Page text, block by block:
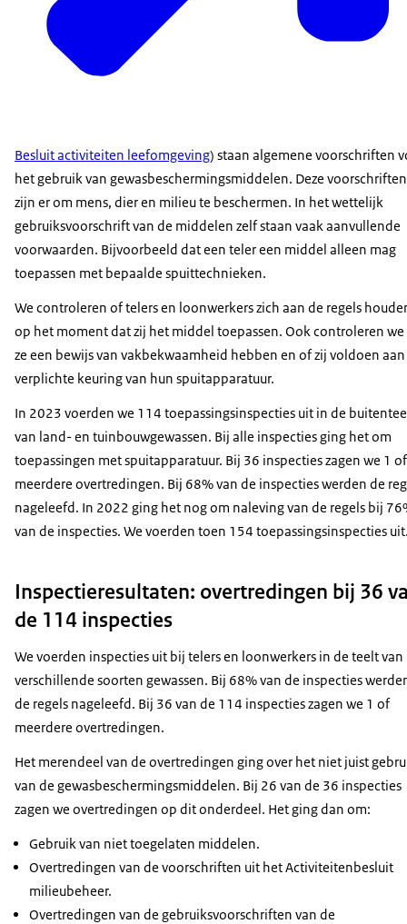
Besluit activiteiten leefomgeving) staan algemene voorschriften
het gebruik van gewasbeschermingsmiddelen. Deze voorschriften
zijn er om mens, dier en milieu te beschermen. In het wettelijk
gebruiksvoorschrift van de middelen zelf staan vaak aanvullende
voorwaarden. Bijvoorbeeld dat een teler een middel alleen mag
toepassen met bepaalde spuittechnieken.
We controleren of telers en loonwerkers zich aan de regels
op het moment dat zij het middel toepassen. Ook controleren
ze een bewijs van vakbekwaamheid hebben en of zij voldoen
verplichte keuring van hun spuitapparatuur.
In 2023 voerden we 114 toepassingsinspecties uit in de
van land- en tuinbouwgewassen. Bij alle inspecties ging het om
toepassingen met spuitapparatuur. Bij 36 inspecties zagen we 1 of
meerdere overtredingen. Bij 68% van de inspecties werden de
nageleefd. In 2022 ging het nog om naleving van de regels bij
van de inspecties. We voerden toen 154 toepassingsinspecties
Inspectieresultaten: overtredingen bij 36
de 114 inspecties
We voerden inspecties uit bij telers en loonwerkers in de teelt van
verschillende soorten gewassen. Bij 68% van de inspecties
de regels nageleefd. Bij 36 van de 114 inspecties zagen we 1 of
meerdere overtredingen.
Het merendeel van de overtredingen ging over het niet juist
van de gewasbeschermingsmiddelen. Bij 26 van de 36 inspecties
zagen we overtredingen op dit onderdeel. Het ging dan om:
Gebruik van niet toegelaten middelen.
Overtredingen van de voorschriften uit het Activiteitenbesluit
milieubeheer.
Overtredingen van de gebruiksvoorschriften van de